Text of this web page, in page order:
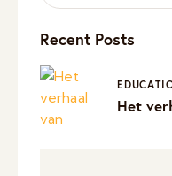
Recent Posts
Het